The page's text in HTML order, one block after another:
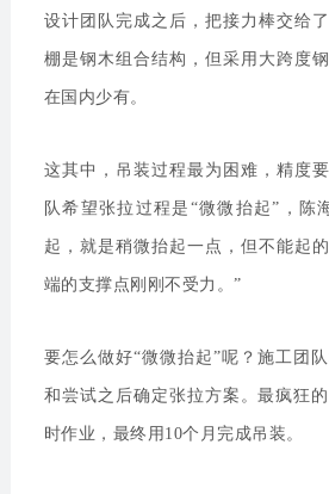
设计团队完成之后，把接力棒交给
棚是钢木组合结构，但采用大跨度
在国内少有。
这其中，吊装过程最为困难，精度
队希望张拉过程是“微微抬起”，陈
起，就是稍微抬起一点，但不能起
端的支撑点刚刚不受力。”
要怎么做好“微微抬起”呢？施工团
和尝试之后确定张拉方案。最疯狂
时作业，最终用10个月完成吊装。